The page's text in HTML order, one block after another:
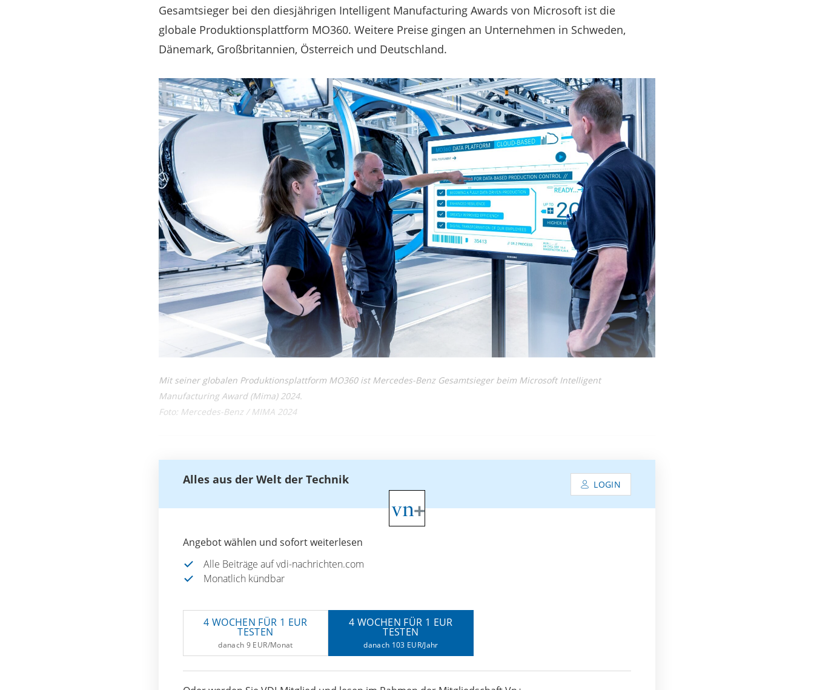
Gesamtsieger bei den diesjährigen Intelligent Manufacturing Awards von Microsoft ist die
globale Produktionsplattform MO360. Weitere Preise gingen an Unternehmen in Schweden,
Dänemark, Großbritannien, Österreich und Deutschland.
Mit seiner globalen Produktionsplattform MO360 ist Mercedes-Benz Gesamtsieger beim Microsoft Intelligent
Manufacturing Award (Mima) 2024.
Foto: Mercedes-Benz / MIMA 2024
Alles aus der Welt der Technik LOGIN
Angebot wählen und sofort weiterlesen
Alle Beiträge auf vdi-nachrichten.com
Monatlich kündbar
4 WOCHEN FÜR 1 EUR
TESTEN
danach 9 EUR/Monat
4 WOCHEN FÜR 1 EUR
TESTEN
danach 103 EUR/Jahr